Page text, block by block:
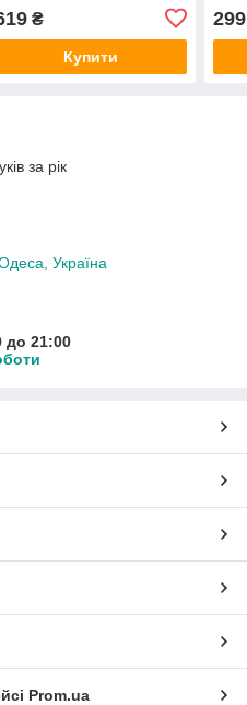
₴
Купити
299
за рік
Україна
до 21:00
Prom.ua